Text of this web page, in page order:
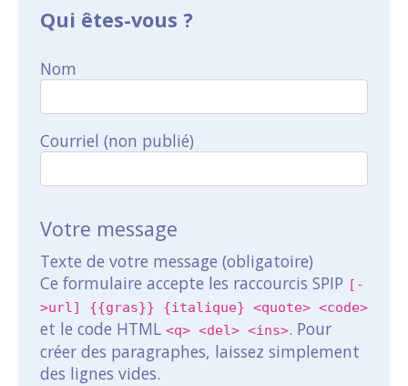
Qui êtes-vous ?
Nom
Courriel (non publié)
Votre message
Texte de votre message (obligatoire)
Ce formulaire accepte les raccourcis SPIP [-
>url] {{gras}} {italique} <quote> <code>
et le code HTML <q> <del> <ins>. Pour
créer des paragraphes, laissez simplement
des lignes vides.